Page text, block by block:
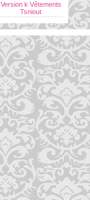
Version k Vêtements
Tsniout